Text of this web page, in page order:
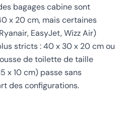
bagages cabine sont
x 20 cm, mais certaines
EasyJet, Wizz Air)
stricts : 40 x 30 x 20 cm ou
de toilette de taille
x 10 cm) passe sans
des configurations.